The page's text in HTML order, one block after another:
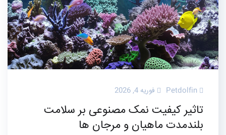
Petdolfin فوریه 4, 2026
تاثیر کیفیت نمک مصنوعی بر سلامت
بلندمدت ماهیان و مرجان ها